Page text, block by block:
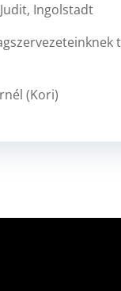
Ingolstadt
(Kori)